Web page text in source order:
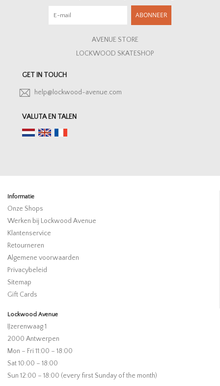
ABONNEER
AVENUE STORE
LOCKWOOD SKATESHOP
GET IN TOUCH
help@lockwood-avenue.com
VALUTA EN TALEN
Informatie
Onze Shops
Werken bij Lockwood Avenue
Klantenservice
Retourneren
Algemene voorwaarden
Privacybeleid
Sitemap
Gift Cards
Lockwood Avenue
IJzerenwaag 1
2000 Antwerpen
Mon – Fri 11:00 – 18:00
Sat 10:00 – 18:00
Sun 12:00 – 18:00 (every first Sunday of the month)